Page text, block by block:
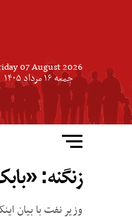
07 August 2026
جمعه ۱۶ مرداد ۱۴۰۵
زنگنه: